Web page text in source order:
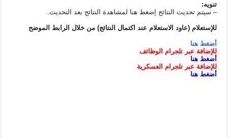
تنويه:
– سيتم تحديث النتائج إضغط هنا لمشاهدة النتائج بعد التحديث.
للإستعلام (عاود الاستعلام عند اكتمال النتائج) من خلال الرابط الموضح
أضغط هنا
للإضافة عبر تلجرام الوظائف
أضغط هنا
للإضافة عبر تلجرام العسكرية
أضغط هنا